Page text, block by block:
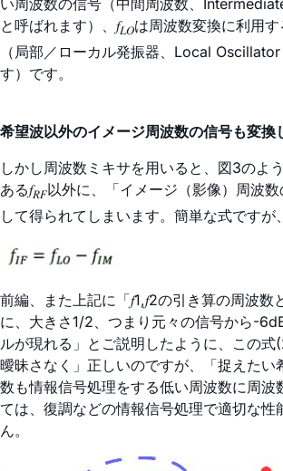
と呼ばれます）、𝑓𝐿𝑂は周波数変換に利用
（局部／ローカル発振器、Local
す）です。
希望波以外のイメージ周波数の信号も変換
しかし周波数ミキサを用いると、図3のよ
ある𝑓𝑅𝐹以外に、「イメージ（影像）周波数
して得られてしまいます。簡単な式ですが、
前編、また上記に「𝑓1,𝑓2の引き算の周波数
に、大きさ1/2、つまり元々の信号から-
ルが現れる」とご説明したように、この式
曖昧さなく」正しいのですが、「捉えたい
数も情報信号処理をする低い周波数に周波
ては、復調などの情報信号処理で適切な性
ん。